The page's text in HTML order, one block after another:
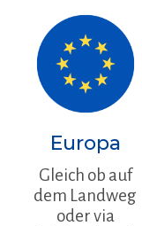
Europa
Gleich ob auf
dem Landweg
oder via